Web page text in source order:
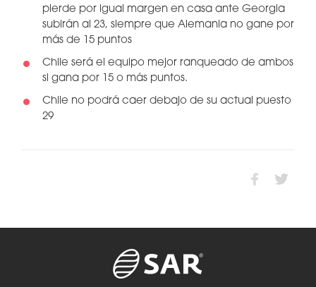
pierde por igual margen en casa ante Georgia
subirán al 23, siempre que Alemania no gane por
más de 15 puntos
Chile será el equipo mejor ranqueado de ambos
si gana por 15 o más puntos.
Chile no podrá caer debajo de su actual puesto
29